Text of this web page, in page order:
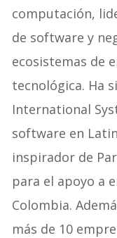
computación,
de software y
ecosistemas de
tecnológica. Ha
International
software en
inspirador de
para el apoyo a
Colombia.
más de 10